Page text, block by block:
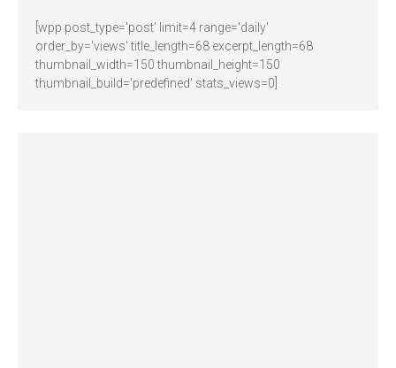
[wpp post_type='post' limit=4 range='daily'
order_by='views' title_length=68 excerpt_length=68
thumbnail_width=150 thumbnail_height=150
thumbnail_build='predefined' stats_views=0]